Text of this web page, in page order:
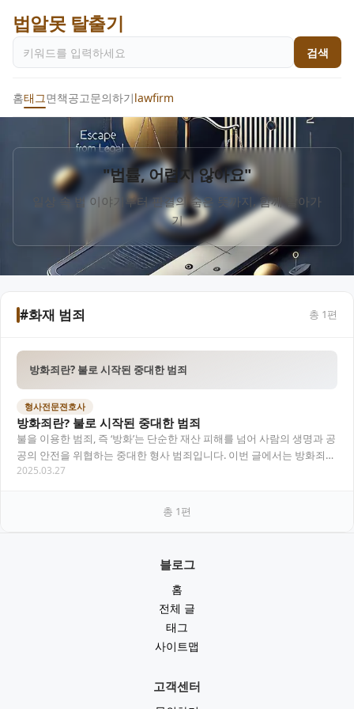
법알못 탈출기
검색
홈태그면책공고문의하기lawfirm
"법률, 어렵지 않아요"
일상 속 법 이야기부터 판결의 숨은 뜻까지, 함께 알아가
기
#화재 범죄 총 1편
방화죄란? 불로 시작된 중대한 범죄
형사전문젼호사
방화죄란? 불로 시작된 중대한 범죄
불을 이용한 범죄, 즉 ‘방화’는 단순한 재산 피해를 넘어 사람의 생명과 공
공의 안전을 위협하는 중대한 형사 범죄입니다. 이번 글에서는 방화죄의
구성요건부터 처벌 수위, 관련 사례…
2025.03.27
총 1편
블로그
홈
전체 글
태그
사이트맵
고객센터